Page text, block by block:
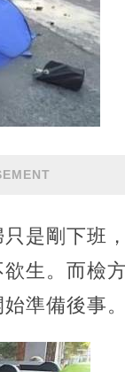
是剛下班
生。而檢
準備後事。